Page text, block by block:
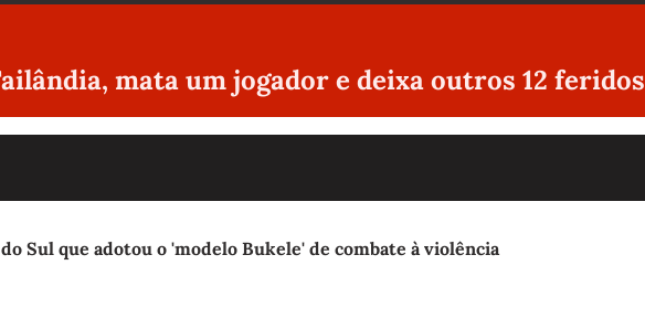
mata um jogador e deixa outros 12 feridos
Sul que adotou o 'modelo Bukele' de combate à violência